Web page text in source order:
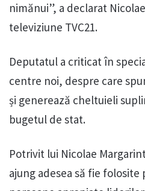
nimănui”, a declarat
televiziune TVC21.
Deputatul a criticat în
centre noi, despre care
și generează cheltuieli
bugetul de stat.
Potrivit lui Nicolae
ajung adesea să fie